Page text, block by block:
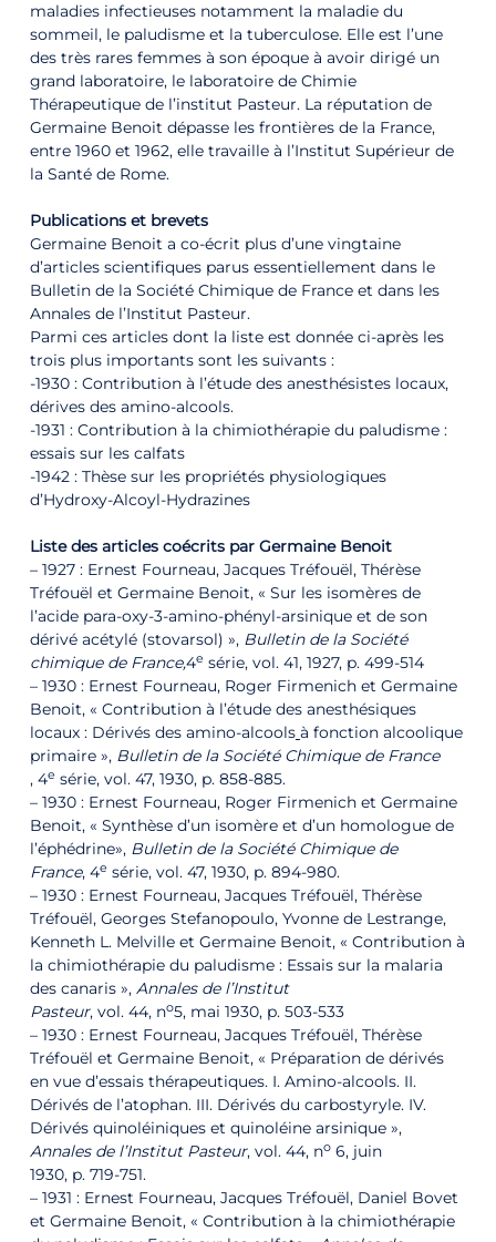
maladies infectieuses notamment la maladie du
sommeil, le paludisme et la tuberculose. Elle est l’une
des très rares femmes à son époque à avoir dirigé un
grand laboratoire, le laboratoire de Chimie
Thérapeutique de l’institut Pasteur. La réputation de
Germaine Benoit dépasse les frontières de la France,
entre 1960 et 1962, elle travaille à l’Institut Supérieur de
la Santé de Rome.
Publications et brevets
Germaine Benoit a co-écrit plus d’une vingtaine
d’articles scientifiques parus essentiellement dans le
Bulletin de la Société Chimique de France et dans les
Annales de l’Institut Pasteur.
Parmi ces articles dont la liste est donnée ci-après les
trois plus importants sont les suivants :
-1930 : Contribution à l’étude des anesthésistes locaux,
dérives des amino-alcools.
-1931 : Contribution à la chimiothérapie du paludisme :
essais sur les calfats
-1942 : Thèse sur les propriétés physiologiques
d’Hydroxy-Alcoyl-Hydrazines
Liste des articles coécrits par Germaine Benoit
– 1927 : Ernest Fourneau, Jacques Tréfouël, Thérèse
Tréfouël et Germaine Benoit, « Sur les isomères de
l’acide para-oxy-3-amino-phényl-arsinique et de son
dérivé acétylé (stovarsol) », Bulletin de la Société
chimique de France,4e série, vol. 41,‎ 1927, p. 499-514
– 1930 : Ernest Fourneau, Roger Firmenich et Germaine
Benoit, « Contribution à l’étude des anesthésiques
locaux : Dérivés des amino-alcools à fonction alcoolique
primaire », Bulletin de la Société Chimique de France
, 4e série, vol. 47,‎ 1930, p. 858-885.
– 1930 : Ernest Fourneau, Roger Firmenich et Germaine
Benoit, « Synthèse d’un isomère et d’un homologue de
l’éphédrine», Bulletin de la Société Chimique de
France, 4e série, vol. 47,‎ 1930, p. 894-980.
– 1930 : Ernest Fourneau, Jacques Tréfouël, Thérèse
Tréfouël, Georges Stefanopoulo, Yvonne de Lestrange,
Kenneth L. Melville et Germaine Benoit, « Contribution à
la chimiothérapie du paludisme : Essais sur la malaria
des canaris », Annales de l’Institut
Pasteur, vol. 44, no5,‎ mai 1930, p. 503-533
– 1930 : Ernest Fourneau, Jacques Tréfouël, Thérèse
Tréfouël et Germaine Benoit, « Préparation de dérivés
en vue d’essais thérapeutiques. I. Amino-alcools. II.
Dérivés de l’atophan. III. Dérivés du carbostyryle. IV.
Dérivés quinoléiniques et quinoléine arsinique »,
Annales de l’Institut Pasteur, vol. 44, no 6,‎ juin
1930, p. 719-751.
– 1931 : Ernest Fourneau, Jacques Tréfouël, Daniel Bovet
et Germaine Benoit, « Contribution à la chimiothérapie